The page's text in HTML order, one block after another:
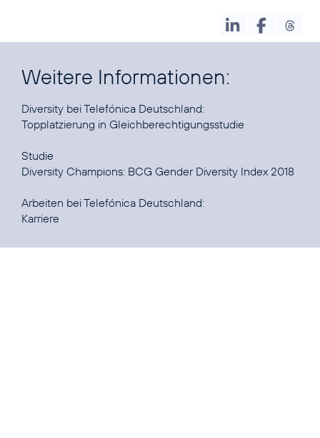
Weitere Informationen:
Topplatzierung in Gleichberechtigungsstudie
Diversity Champions: BCG Gender Diversity Index 2018
Karriere